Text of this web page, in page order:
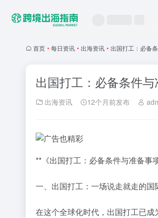
首页 • 每日资讯 • 出海资讯 • 出国打工：必备
出国打工：必备条件
出海资讯 12个月前发布
**《出国打工：必备条件与准备
一、出国打工：一场说走就走的国
在这个全球化时代，出国打工已